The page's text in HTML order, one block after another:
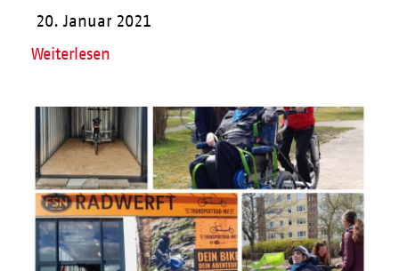
20. Januar 2021
Weiterlesen